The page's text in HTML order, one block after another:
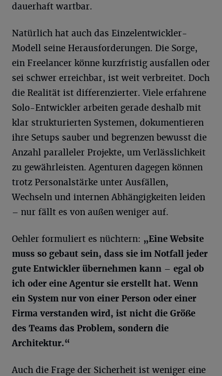
dauerhaft wartbar.
Natürlich hat auch das Einzelentwickler-
Modell seine Herausforderungen. Die Sorge,
ein Freelancer könne kurzfristig ausfallen oder
sei schwer erreichbar, ist weit verbreitet. Doch
die Realität ist differenzierter. Viele erfahrene
Solo-Entwickler arbeiten gerade deshalb mit
klar strukturierten Systemen, dokumentieren
ihre Setups sauber und begrenzen bewusst die
Anzahl paralleler Projekte, um Verlässlichkeit
zu gewährleisten. Agenturen dagegen können
trotz Personalstärke unter Ausfällen,
Wechseln und internen Abhängigkeiten leiden
– nur fällt es von außen weniger auf.
Oehler formuliert es nüchtern: „Eine Website
muss so gebaut sein, dass sie im Notfall jeder
gute Entwickler übernehmen kann – egal ob
ich oder eine Agentur sie erstellt hat. Wenn
ein System nur von einer Person oder einer
Firma verstanden wird, ist nicht die Größe
des Teams das Problem, sondern die
Architektur.“
Auch die Frage der Sicherheit ist weniger eine